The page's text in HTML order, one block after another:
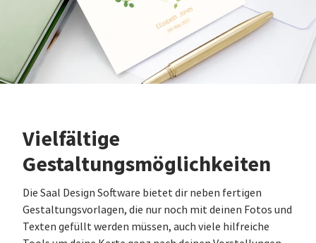
Vielfältige
Gestaltungsmöglichkeiten
Die Saal Design Software bietet dir neben fertigen
Gestaltungsvorlagen, die nur noch mit deinen Fotos und
Texten gefüllt werden müssen, auch viele hilfreiche